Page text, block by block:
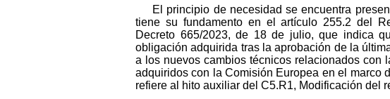
El principio de necesidad se encuentra
tiene su fundamento en el artículo 255.2 del
Decreto 665/2023, de 18 de julio, que indica
obligación adquirida tras la aprobación de la
a los nuevos cambios técnicos relacionados con
adquiridos con la Comisión Europea en el marco
refiere al hito auxiliar del C5.R1, Modificación del